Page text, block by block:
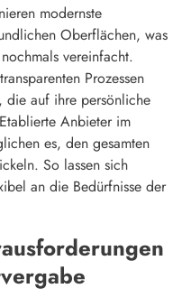
modernste
Oberflächen, was
vereinfacht.
Prozessen
auf ihre persönliche
Anbieter im
es, den gesamten
So lassen sich
an die Bedürfnisse der